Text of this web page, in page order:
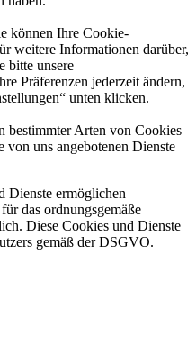
können Ihre Cookie-
weitere Informationen darüber,
bitte unsere
Präferenzen jederzeit ändern,
unten klicken.
bestimmter Arten von Cookies
uns angebotenen Dienste
Dienste ermöglichen
das ordnungsgemäße
Diese Cookies und Dienste
gemäß der DSGVO.